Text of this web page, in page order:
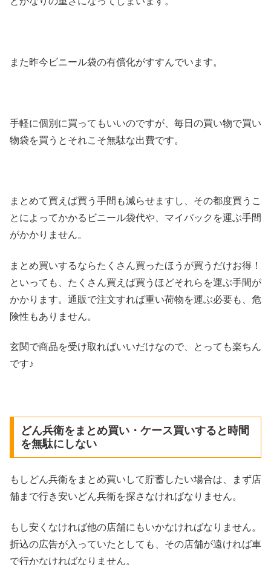
また昨今ビニール袋の有償化がすすんでいます。
手軽に個別に買ってもいいのですが、毎日の買い物で買い
物袋を買うとそれこそ無駄な出費です。
まとめて買えば買う手間も減らせますし、その都度買うこ
とによってかかるビニール袋代や、マイバックを運ぶ手間
がかかりません。
まとめ買いするならたくさん買ったほうが買うだけお得！
といっても、たくさん買えば買うほどそれらを運ぶ手間が
かかります。通販で注文すれば重い荷物を運ぶ必要も、危
険性もありません。
玄関で商品を受け取ればいいだけなので、とっても楽ちん
です♪
どん兵衛をまとめ買い・ケース買いすると時間
を無駄にしない
もしどん兵衛をまとめ買いして貯蓄したい場合は、まず店
舗まで行き安いどん兵衛を探さなければなりません。
もし安くなければ他の店舗にもいかなければなりません。
折込の広告が入っていたとしても、その店舗が遠ければ車
で行かなければなりません。